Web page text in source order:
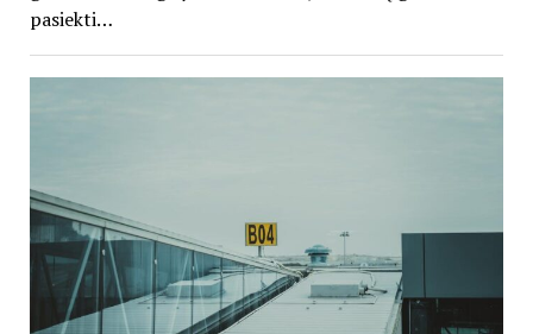
pasiekti…